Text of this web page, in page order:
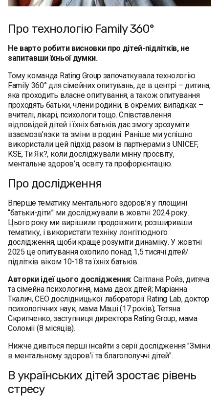
Про технологію Family 360°
Не варто робити висновки про дітей-підлітків, не
запитавши їхньої думки.
Тому команда Rating Group започаткувала технологію
Family 360° для сімейних опитувань, де в центрі – дитина,
яка проходить власне опитування, а також опитування
проходять батьки, члени родини, в окремих випадках –
вчителі, лікарі, психологи тощо. Співставлення
відповідей дітей і їхніх батьків дає змогу зрозуміти
взаємозв’язки та зміни в родині. Раніше ми успішно
використали цей підхід разом із партнерами з UNICEF,
KSE, Ти Як?, коли досліджували мінну просвіту,
ментальне здоров’я, освіту та профорієнтацію.
Про дослідження
Вперше тематику ментального здоров’я у площині
“батьки-діти” ми досліджували в жовтні 2024 року.
Цього року ми вирішили продовжити, розширивши
тематику, і використати техніку лонгітюдного
дослідження, щоби краще розуміти динаміку. У жовтні
2025 це опитування охопило понад 1,5 тисячі дітей/
підлітків віком 10-18 та їхніх батьків.
Авторки ідеї цього дослідження: Світлана Ройз, дитяча
та сімейна психологиня, мама двох дітей; Маріанна
Ткалич, CEO дослідницької лабораторії Rating Lab, доктор
психологічних наук, мама Маші (17 років); Тетяна
Скрипченко, заступниця директора Rating Group, мама
Соломії (8 місяців).
Нижче дивіться перші інсайти з серії дослідження "Зміни
в ментальному здоров’ї та благополуччі дітей".
В українських дітей зростає рівень
стресу